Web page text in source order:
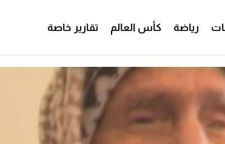
رياضة كأس العالم تقارير خاصة